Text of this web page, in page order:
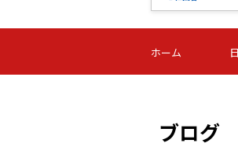
-
第16節 09/05 (土)
ニッパツ
-
試合結果
ホーム
ブログ